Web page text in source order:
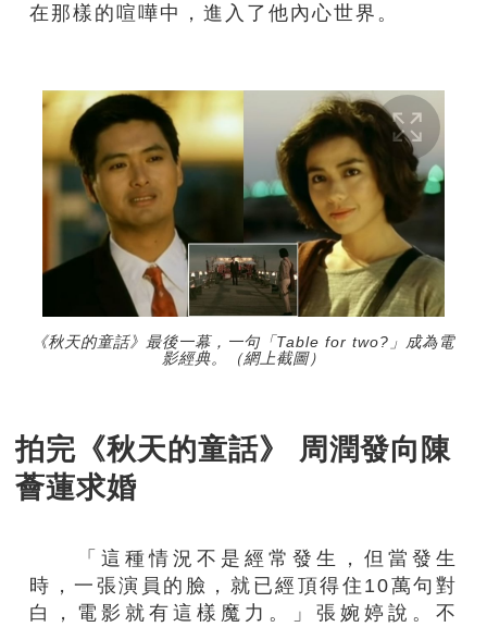
在那樣的喧嘩中，進入了他內心世界。
《秋天的童話》最後一幕，一句「Table for two?」成為電
影經典。（網上截圖）
拍完《秋天的童話》 周潤發向陳
薈蓮求婚
「這種情況不是經常發生，但當發生
時，一張演員的臉，就已經頂得住10萬句對
白，電影就有這樣魔力。」張婉婷說。不